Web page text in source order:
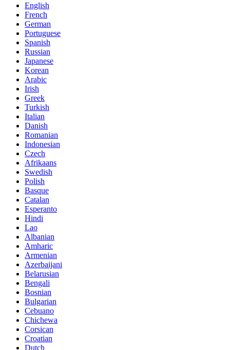
English
French
German
Portuguese
Spanish
Russian
Japanese
Korean
Arabic
Irish
Greek
Turkish
Italian
Danish
Romanian
Indonesian
Czech
Afrikaans
Swedish
Polish
Basque
Catalan
Esperanto
Hindi
Lao
Albanian
Amharic
Armenian
Azerbaijani
Belarusian
Bengali
Bosnian
Bulgarian
Cebuano
Chichewa
Corsican
Croatian
Dutch